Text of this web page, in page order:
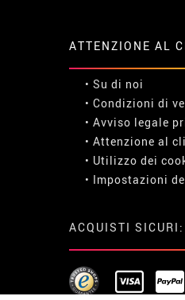
ATTENZIONE AL
• Su di noi
• Condizioni di
• Avviso legale
• Attenzione al
• Utilizzo dei
• Impostazioni
ACQUISTI SICURI: